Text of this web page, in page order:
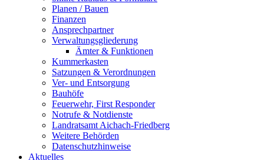
Planen / Bauen
Finanzen
Ansprechpartner
Verwaltungsgliederung
Ämter & Funktionen
Kummerkasten
Satzungen & Verordnungen
Ver- und Entsorgung
Bauhöfe
Feuerwehr, First Responder
Notrufe & Notdienste
Landratsamt Aichach-Friedberg
Weitere Behörden
Datenschutzhinweise
Aktuelles